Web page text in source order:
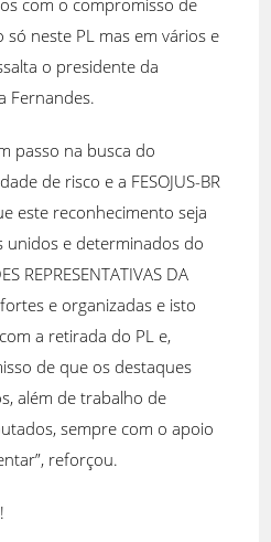
com o compromisso de
só neste PL mas em vários e
o presidente da
Fernandes.
passo na busca do
de risco e a FESOJUS-BR
este reconhecimento seja
unidos e determinados do
REPRESENTATIVAS DA
fortes e organizadas e isto
a retirada do PL e,
de que os destaques
além de trabalho de
sempre com o apoio
reforçou.